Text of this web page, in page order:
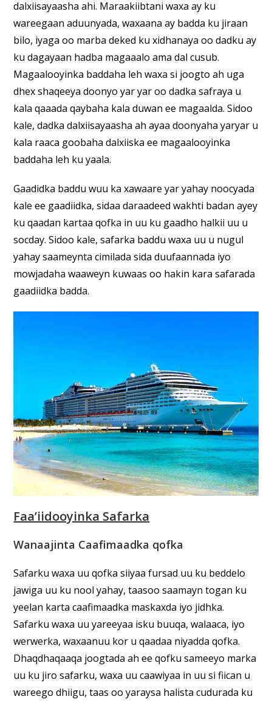
dalxiisayaasha ahi. Maraakiibtani waxa ay ku
wareegaan aduunyada, waxaana ay badda ku jiraan
bilo, iyaga oo marba deked ku xidhanaya oo dadku ay
ku dagayaan hadba magaaalo ama dal cusub.
Magaalooyinka baddaha leh waxa si joogto ah uga
dhex shaqeeya doonyo yar yar oo dadka safraya u
kala qaaada qaybaha kala duwan ee magaalda. Sidoo
kale, dadka dalxiisayaasha ah ayaa doonyaha yaryar u
kala raaca goobaha dalxiiska ee magaalooyinka
baddaha leh ku yaala.
Gaadidka baddu wuu ka xawaare yar yahay noocyada
kale ee gaadiidka, sidaa daraadeed wakhti badan ayey
ku qaadan kartaa qofka in uu ku gaadho halkii uu u
socday. Sidoo kale, safarka baddu waxa uu u nugul
yahay saameynta cimilada sida duufaannada iyo
mowjadaha waaweyn kuwaas oo hakin kara safarada
gaadiidka badda.
Faa’iidooyinka Safarka
Wanaajinta Caafimaadka qofka
Safarku waxa uu qofka siiyaa fursad uu ku beddelo
jawiga uu ku nool yahay, taasoo saamayn togan ku
yeelan karta caafimaadka maskaxda iyo jidhka.
Safarku waxa uu yareeyaa isku buuqa, walaaca, iyo
werwerka, waxaanuu kor u qaadaa niyadda qofka.
Dhaqdhaqaaqa joogtada ah ee qofku sameeyo marka
uu ku jiro safarku, waxa uu caawiyaa in uu si fiican u
wareego dhiigu, taas oo yaraysa halista cudurada ku